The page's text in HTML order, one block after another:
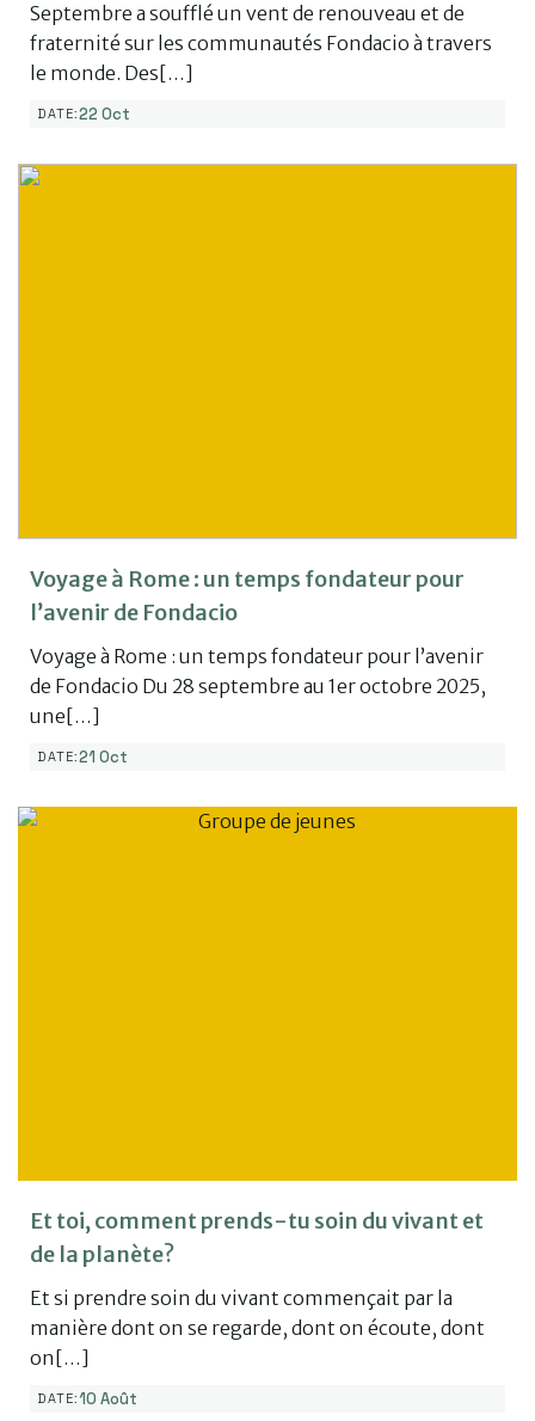
Septembre a soufflé un vent de renouveau et de
fraternité sur les communautés Fondacio à travers
le monde. Des[…]
DATE:22 Oct
Voyage à Rome : un temps fondateur pour
l’avenir de Fondacio
Voyage à Rome : un temps fondateur pour l’avenir
de Fondacio Du 28 septembre au 1er octobre 2025,
une[…]
DATE:21 Oct
Et toi, comment prends-tu soin du vivant et
de la planète?
Et si prendre soin du vivant commençait par la
manière dont on se regarde, dont on écoute, dont
on[…]
DATE:10 Août